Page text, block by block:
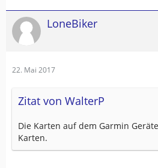
LoneBiker
22. Mai 2017
Zitat von WalterP
Die Karten auf dem Garmin
Karten.